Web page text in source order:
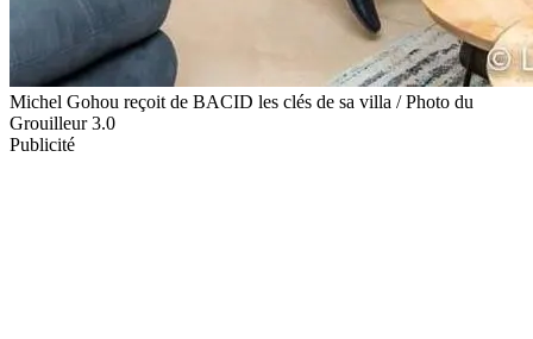
Michel Gohou reçoit de BACID les clés de sa villa / Photo du
Grouilleur 3.0
Publicité